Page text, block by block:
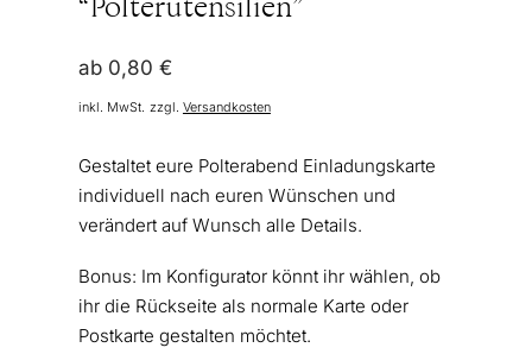
“Polterutensilien”
ab 0,80 €
inkl. MwSt. zzgl. Versandkosten
Gestaltet eure Polterabend Einladungskarte
individuell nach euren Wünschen und
verändert auf Wunsch alle Details.
Bonus: Im Konfigurator könnt ihr wählen, ob
ihr die Rückseite als normale Karte oder
Postkarte gestalten möchtet.